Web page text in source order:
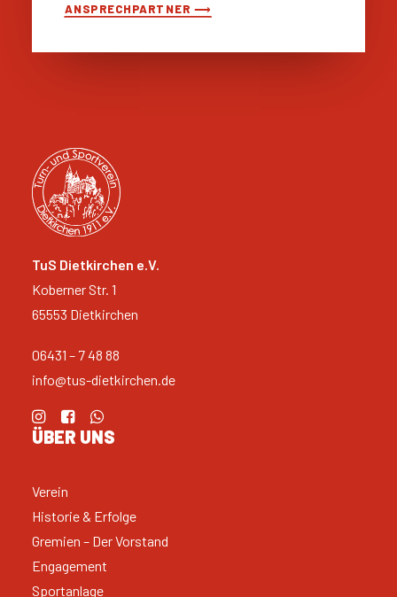
ANSPRECHPARTNER ⟶
TuS Dietkirchen e.V.
Koberner Str. 1
65553 Dietkirchen
06431 – 7 48 88
info@tus-dietkirchen.de
ÜBER UNS
Verein
Historie & Erfolge
Gremien – Der Vorstand
Engagement
Sportanlage